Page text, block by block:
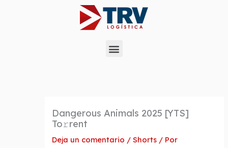
Menu
Dangerous Animals 2025 [YTS]
To𝚛rent
Deja un comentario /Shorts / Por